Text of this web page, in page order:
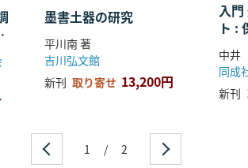
墨書土器の研究
平川南 著
吉川弘文館
新刊 取り寄せ 13,200円
入
ト :
た
中井
同成
新刊
1 / 2